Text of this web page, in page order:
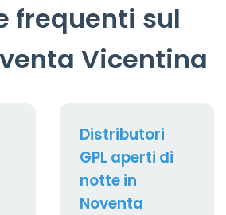
frequenti sul
Vicentina
Distributori
GPL aperti di
notte in
Noventa